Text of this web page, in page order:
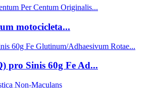
motocicleta...
pro Sinis 60g Fe Ad...